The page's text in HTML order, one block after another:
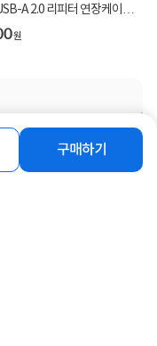
구매하기
A 2.0 리피터 연장케이블,
원